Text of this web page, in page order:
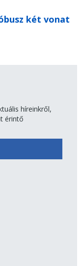
két vonat
híreinkről,
érintő